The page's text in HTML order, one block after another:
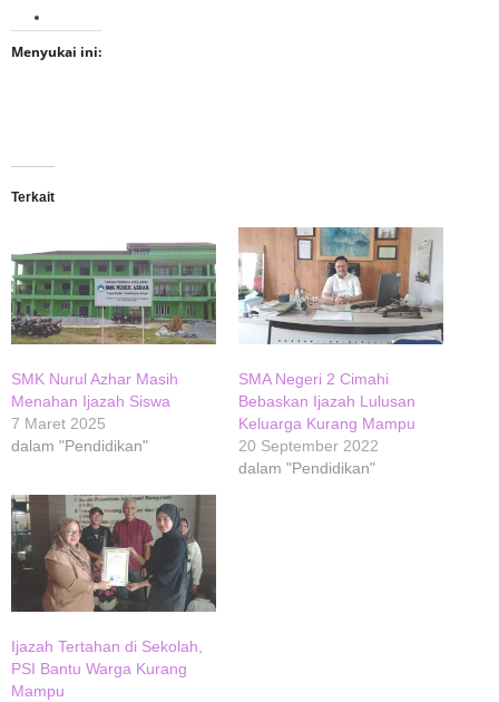
Menyukai ini:
Terkait
SMK Nurul Azhar Masih
Menahan Ijazah Siswa
7 Maret 2025
dalam "Pendidikan"
SMA Negeri 2 Cimahi
Bebaskan Ijazah Lulusan
Keluarga Kurang Mampu
20 September 2022
dalam "Pendidikan"
Ijazah Tertahan di Sekolah,
PSI Bantu Warga Kurang
Mampu